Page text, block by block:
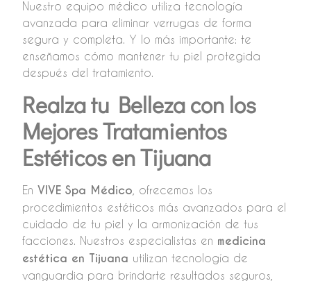
Nuestro equipo médico utiliza tecnología
avanzada para eliminar verrugas de forma
segura y completa. Y lo más importante: te
enseñamos cómo mantener tu piel protegida
después del tratamiento.
Realza tu Belleza con los
Mejores Tratamientos
Estéticos en Tijuana
En VIVE Spa Médico , ofrecemos los
procedimientos estéticos más avanzados para el
cuidado de tu piel y la armonización de tus
facciones. Nuestros especialistas en medicina
estética en Tijuana utilizan tecnología de
vanguardia para brindarte resultados seguros,